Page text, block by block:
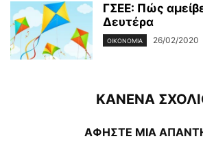
ΓΣΕΕ: Πώς
Δευτέρα
ΟΙΚΟΝΟΜΊΑ 26/02/2020
ΚΑΝΕΝΑ
ΑΦΗΣΤΕ ΜΙΑ